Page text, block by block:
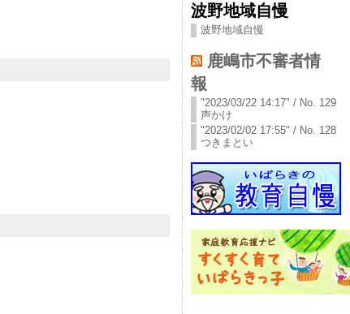
波野地域自慢
波野地域自慢
鹿嶋市不審者情
報
"2023/03/22 14:17" / No. 129
声かけ
"2023/02/02 17:55" / No. 128
つきまとい